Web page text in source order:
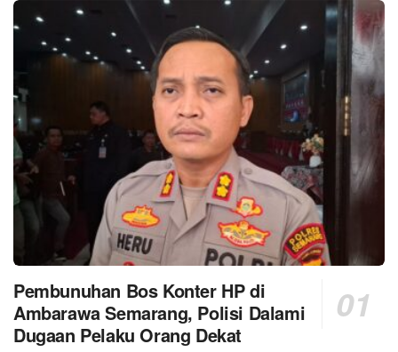
Pembunuhan Bos Konter HP di
Ambarawa Semarang, Polisi Dalami
Dugaan Pelaku Orang Dekat